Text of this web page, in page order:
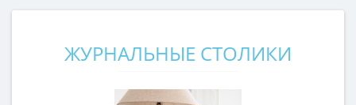
ЖУРНАЛЬНЫЕ СТОЛИКИ